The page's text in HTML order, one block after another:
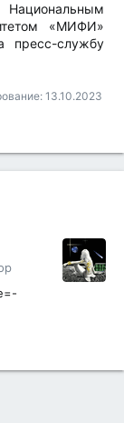
«МИФИ»
пресс-службу
13.10.2023